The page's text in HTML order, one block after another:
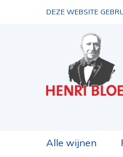
DEZE WEBSITE
Alle wijnen